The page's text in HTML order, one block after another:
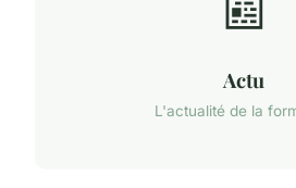
Actu
L'actualité de la